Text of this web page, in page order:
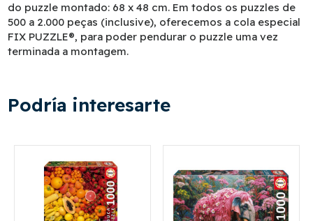
do puzzle montado: 68 x 48 cm. Em todos os puzzles de
500 a 2.000 peças (inclusive), oferecemos a cola especial
FIX PUZZLE®, para poder pendurar o puzzle uma vez
terminada a montagem.
Podría interesarte